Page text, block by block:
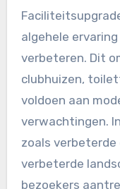
algehele
verbeteren. Dit
clubhuizen,
voldoen aan
verwachtingen.
zoals
verbeterde
bezoekers